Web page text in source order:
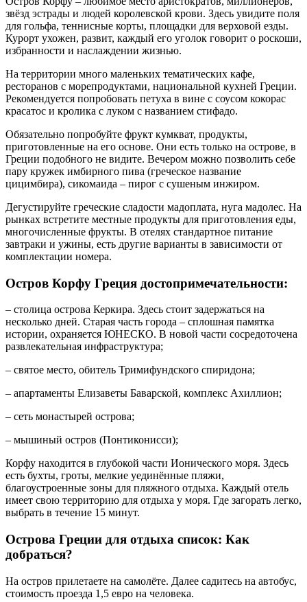
звёзд эстрады и людей королевской крови. Здесь увидите поля
для гольфа, теннисные корты, площадки для верховой езды.
Курорт ухожен, развит, каждый его уголок говорит о роскоши,
избранности и наслаждении жизнью.
На территории много маленьких тематических кафе,
ресторанов с морепродуктами, национальной кухней Греции.
Рекомендуется попробовать петуха в вине с соусом кокорас
красатос и кролика с луком с названием стифадо.
Обязательно попробуйте фрукт кумкват, продукты,
приготовленные на его основе. Они есть только на острове, в
Греции подобного не видите. Вечером можно позволить себе
пару кружек имбирного пива (греческое название
цицимбира), сикомаида – пирог с сушеным инжиром.
Дегустируйте греческие сладости мадоплата, нуга мадолес. На
рынках встретите местные продукты для приготовления еды,
многочисленные фрукты. В отелях стандартное питание
завтраки и ужины, есть другие варианты в зависимости от
комплектации номера.
Остров Корфу Греция достопримечательности:
– столица острова Керкира. Здесь стоит задержаться на
несколько дней. Старая часть города – сплошная памятка
истории, охраняется ЮНЕСКО. В новой части сосредоточена
развлекательная инфраструктура;
– святое место, обитель Тримифундского спиридона;
– апартаменты Елизаветы Баварской, комплекс Ахиллион;
– сеть монастырей острова;
– мышиный остров (Понтиконисси);
Корфу находится в глубокой части Ионического моря. Здесь
есть бухты, гроты, мелкие уединённые пляжи,
благоустроенные зоны для пляжного отдыха. Каждый отель
имеет свою территорию для отдыха у моря. Где загорать легко,
выбрать в течение 15 минут.
Острова Греции для отдыха список: Как
добраться?
На остров прилетаете на самолёте. Далее садитесь на автобус,
стоимость проезда 1,5 евро на человека.